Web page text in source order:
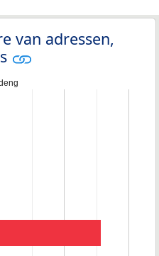
van adressen,